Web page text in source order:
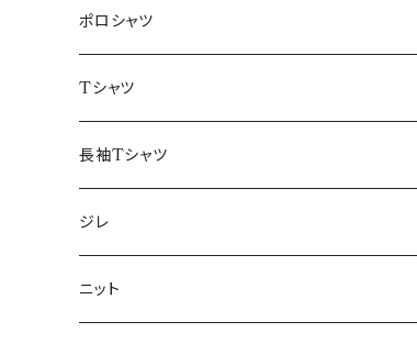
48/L
50/XL～
46/M
48/L
50/XL～
～44/S
46/M
48/L
50/XL～
ポロシャツ
～44/S
46/M
48/L
50/XL～
Tシャツ
～44/S
46/M
48/L
長袖Tシャツ
～44/S
46/M
ジレ
～44/S
ニット